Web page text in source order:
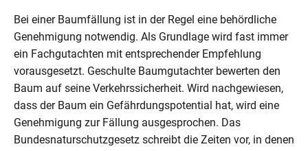
Bei einer Baumfällung ist in der Regel eine behördliche
Genehmigung notwendig. Als Grundlage wird fast immer
ein Fachgutachten mit entsprechender Empfehlung
vorausgesetzt. Geschulte Baumgutachter bewerten den
Baum auf seine Verkehrssicherheit. Wird nachgewiesen,
dass der Baum ein Gefährdungspotential hat, wird eine
Genehmigung zur Fällung ausgesprochen. Das
Bundesnaturschutzgesetz schreibt die Zeiten vor, in denen